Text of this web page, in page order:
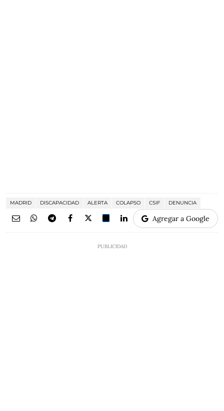
MADRID DISCAPACIDAD ALERTA COLAPSO CSIF DENUNCIA
Agregar a Google